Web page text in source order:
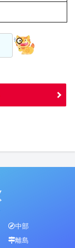
中部
離島